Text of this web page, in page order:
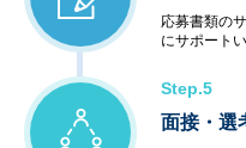
応募書類の
にサポート
Step.5
面接・選